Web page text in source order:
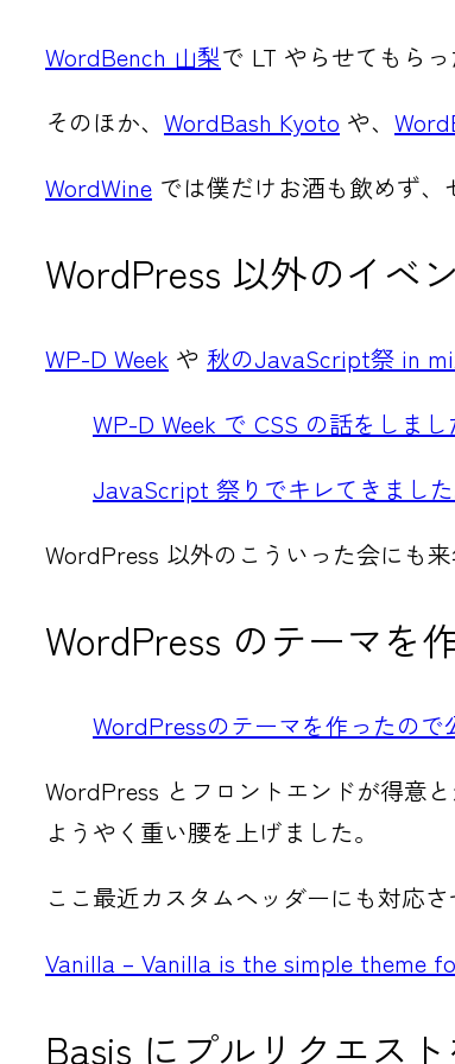
WordBench 山梨で LT やらせてもら
そのほか、 WordBash Kyoto や、
WordWine では僕だけお酒も飲めず
WordPress 以外のイベ
WP-D Week や 秋のJavaScript祭 in
WP-D Week で CSS の話をしま
JavaScript 祭りでキレてきまし
WordPress 以外のこういった会にも
WordPress のテーマを
WordPressのテーマを作ったので
WordPress とフロントエンドが得意
ようやく重い腰を上げました。
ここ最近カスタムヘッダーにも対応
Vanilla – Vanilla is the simple theme
Basis にプルリクエスト